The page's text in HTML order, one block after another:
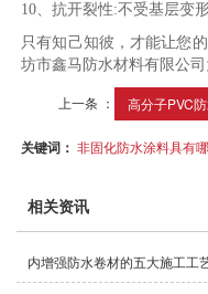
10、抗开裂性:不受基层变
只有知己知彼，才能让您
坊市鑫马防水材料有限公司
上一条 ： 高分子PVC
关键词：非固化防水涂料具有
相关资讯
内增强防水卷材的五大施工工